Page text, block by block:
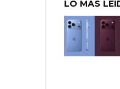
LO MÁS